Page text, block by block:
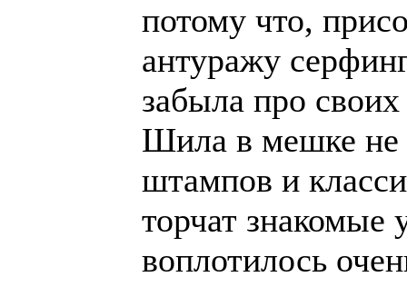
потому что,
антуражу
забыла про
Шила в мешке не
штампов и
торчат
воплотилось